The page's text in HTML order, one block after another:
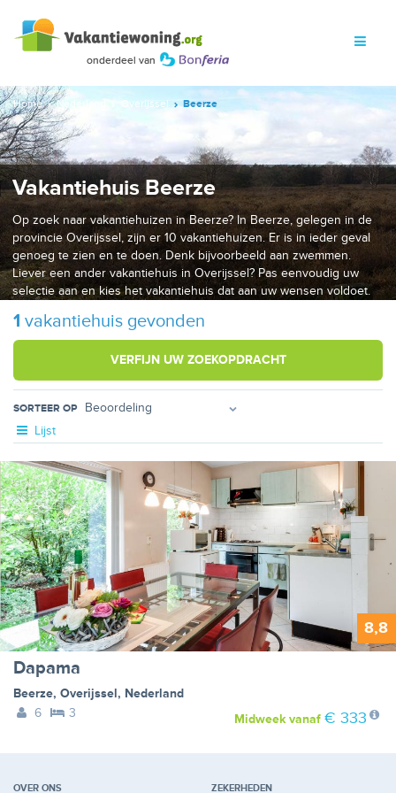
Home Nederland Overijssel Beerze
Vakantiehuis Beerze
Op zoek naar vakantiehuizen in Beerze? In Beerze, gelegen in de
provincie Overijssel, zijn er 10 vakantiehuizen. Er is in ieder geval
genoeg te zien en te doen. Denk bijvoorbeeld aan zwemmen.
Liever een ander vakantiehuis in Overijssel? Pas eenvoudig uw
selectie aan en kies het vakantiehuis dat aan uw wensen voldoet.
1 vakantiehuis gevonden
VERFIJN UW ZOEKOPDRACHT
SORTEER OP
Lijst
8,8
Dapama
Beerze, Overijssel, Nederland
6
3 Midweekvanaf € 333
OVER ONS ZEKERHEDEN